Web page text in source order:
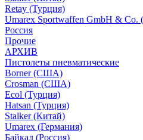
Retay (Турция)
Umarex Sportwaffen GmbH & Co.
Россия
Прочие
АРХИВ
Пистолеты пневматические
Borner (США)
Crosman (США)
Ecol (Турция)
Hatsan (Турция)
Stalker (Китай)
Umarex (Германия)
Байкал (Россия)